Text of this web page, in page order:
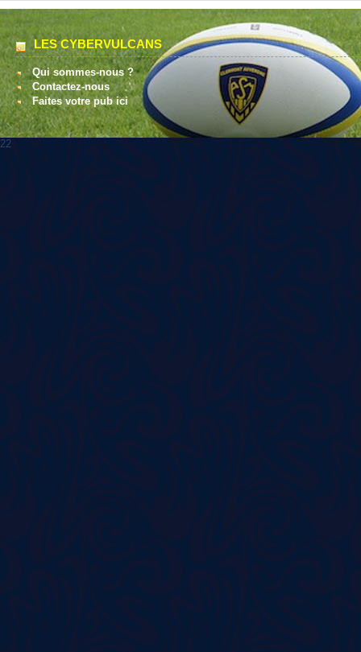
LES CYBERVULCANS
Qui sommes-nous ?
Contactez-nous
Faites votre pub ici
22